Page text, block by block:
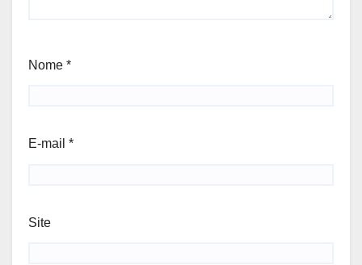
Nome *
E-mail *
Site